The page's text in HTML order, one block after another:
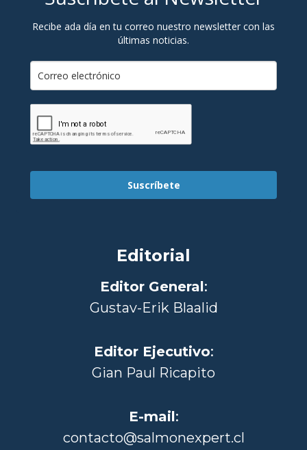
Recibe ada día en tu correo nuestro newsletter con las
últimas noticias.
Suscríbete
Editorial
Editor General:
Gustav-Erik Blaalid
Editor Ejecutivo:
Gian Paul Ricapito
E-mail:
contacto@salmonexpert.cl